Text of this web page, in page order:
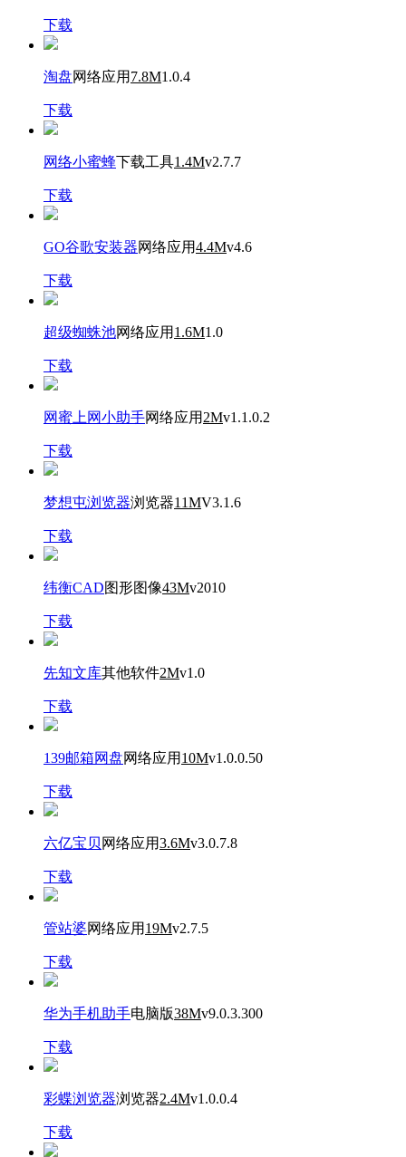
下载
淘盘网络应用 7.8M1.0.4
下载
网络小蜜蜂下载工具1.4Mv2.7.7
下载
GO谷歌安装器网络应用4.4Mv4.6
下载
超级蜘蛛池网络应用 1.6M1.0
下载
网蜜上网小助手网络应用 2Mv1.1.0.2
下载
梦想屯浏览器浏览器11MV3.1.6
下载
纬衡CAD图形图像43Mv2010
下载
先知文库其他软件2Mv1.0
下载
139邮箱网盘网络应用 10Mv1.0.0.50
下载
六亿宝贝 网络应用3.6Mv3.0.7.8
下载
管站婆网络应用 19Mv2.7.5
下载
华为手机助手电脑版38Mv9.0.3.300
下载
彩蝶浏览器浏览器2.4Mv1.0.0.4
下载